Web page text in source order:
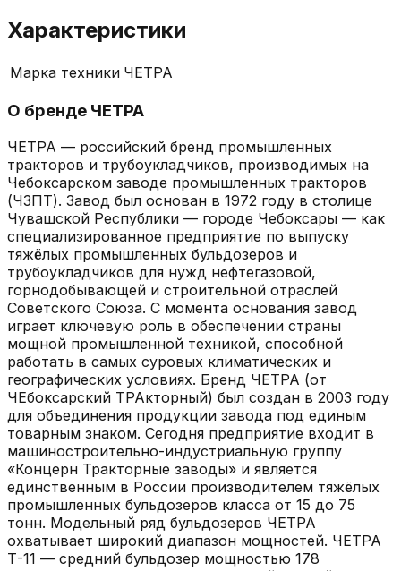
Характеристики
Марка техники ЧЕТРА
О бренде ЧЕТРА
ЧЕТРА — российский бренд промышленных
тракторов и трубоукладчиков, производимых на
Чебоксарском заводе промышленных тракторов
(ЧЗПТ). Завод был основан в 1972 году в столице
Чувашской Республики — городе Чебоксары — как
специализированное предприятие по выпуску
тяжёлых промышленных бульдозеров и
трубоукладчиков для нужд нефтегазовой,
горнодобывающей и строительной отраслей
Советского Союза. С момента основания завод
играет ключевую роль в обеспечении страны
мощной промышленной техникой, способной
работать в самых суровых климатических и
географических условиях. Бренд ЧЕТРА (от
ЧЕбоксарский ТРАкторный) был создан в 2003 году
для объединения продукции завода под единым
товарным знаком. Сегодня предприятие входит в
машиностроительно-индустриальную группу
«Концерн Тракторные заводы» и является
единственным в России производителем тяжёлых
промышленных бульдозеров класса от 15 до 75
тонн. Модельный ряд бульдозеров ЧЕТРА
охватывает широкий диапазон мощностей. ЧЕТРА
Т-11 — средний бульдозер мощностью 178